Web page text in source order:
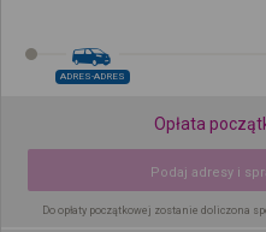
ADRES-ADRES
Opłata
Podaj adresy i
Do opłaty początkowej zostanie doliczona